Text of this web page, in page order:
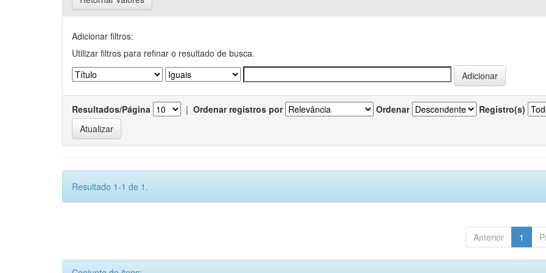
Adicionar filtros:
Utilizar filtros para refinar o resultado de busca.
Resultados/Página | Ordenar registros por Ordenar Registro(s)
Resultado 1-1 de 1.
Anterior 1